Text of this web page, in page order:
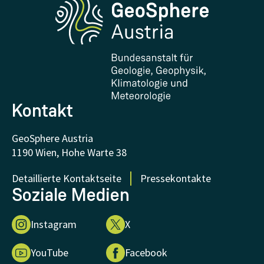
Forschung und Kooperationen
Downloads
Zertifikate und Auszeichnungen
FAQ - Häufig gestellte Fragen
Forschung unterstützen
Kontakt
GeoSphere Austria
1190 Wien, Hohe Warte 38
Detaillierte Kontaktseite
Pressekontakte
Soziale Medien
Instagram X
YouTube Facebook